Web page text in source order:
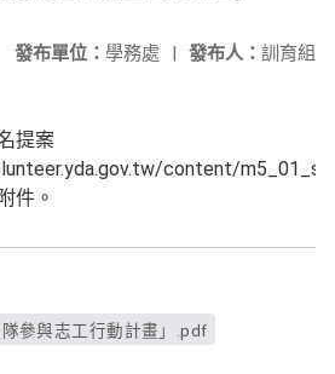
發布人： 訓育組
發布單位： 學務處 |
提案
content/
件。
隊參與志工行動計畫」.pdf